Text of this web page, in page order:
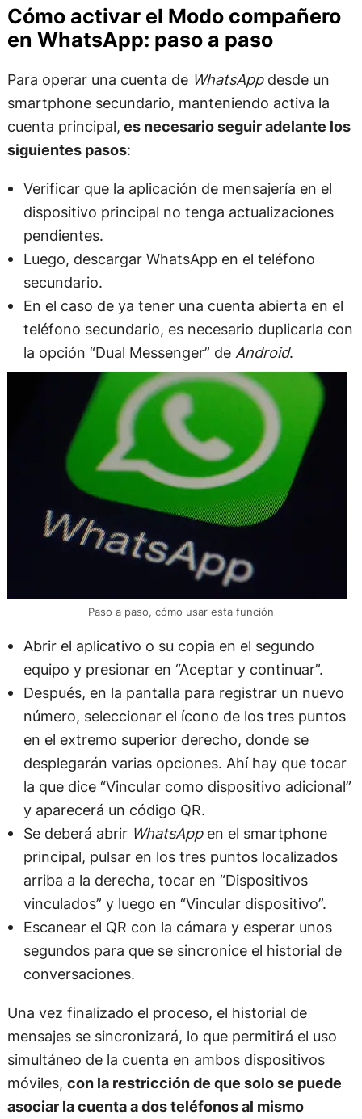
Cómo activar el Modo compañero
en WhatsApp: paso a paso
Para operar una cuenta de WhatsApp desde un
smartphone secundario, manteniendo activa la
cuenta principal, es necesario seguir adelante los
siguientes pasos:
Verificar que la aplicación de mensajería en el
dispositivo principal no tenga actualizaciones
pendientes.
Luego, descargar WhatsApp en el teléfono
secundario.
En el caso de ya tener una cuenta abierta en el
teléfono secundario, es necesario duplicarla con
la opción “Dual Messenger” de Android.
Paso a paso, cómo usar esta función
Abrir el aplicativo o su copia en el segundo
equipo y presionar en “Aceptar y continuar”.
Después, en la pantalla para registrar un nuevo
número, seleccionar el ícono de los tres puntos
en el extremo superior derecho, donde se
desplegarán varias opciones. Ahí hay que tocar
la que dice “Vincular como dispositivo adicional”
y aparecerá un código QR.
Se deberá abrir WhatsApp en el smartphone
principal, pulsar en los tres puntos localizados
arriba a la derecha, tocar en “Dispositivos
vinculados” y luego en “Vincular dispositivo”.
Escanear el QR con la cámara y esperar unos
segundos para que se sincronice el historial de
conversaciones.
Una vez finalizado el proceso, el historial de
mensajes se sincronizará, lo que permitirá el uso
simultáneo de la cuenta en ambos dispositivos
móviles, con la restricción de que solo se puede
asociar la cuenta a dos teléfonos al mismo